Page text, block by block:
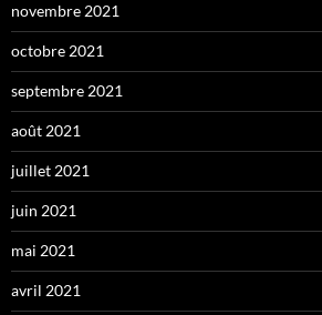
novembre 2021
octobre 2021
septembre 2021
août 2021
juillet 2021
juin 2021
mai 2021
avril 2021